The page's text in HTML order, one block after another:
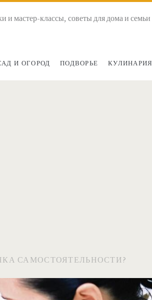
и мастер-классы, советы для дома и семьи
И ОГОРОД ПОДВОРЬЕ КУЛИНАРИЯ
САМОСТОЯТЕЛЬНОСТИ?